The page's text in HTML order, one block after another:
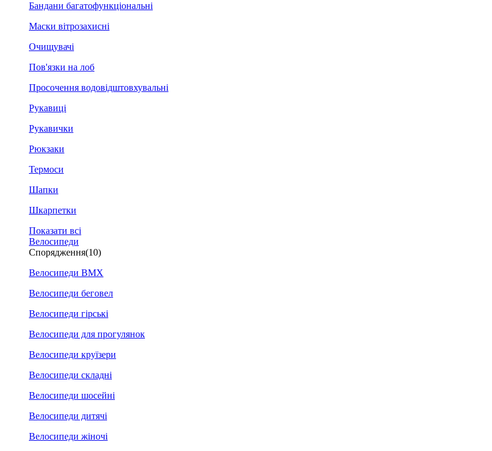
Бандани багатофункціональні
Маски вітрозахисні
Очищувачі
Пов'язки на лоб
Просочення водовідштовхувальні
Рукавиці
Рукавички
Рюкзаки
Термоси
Шапки
Шкарпетки
Показати всі
Велосипеди
Спорядження(10)
Велосипеди BMX
Велосипеди беговел
Велосипеди гірські
Велосипеди для прогулянок
Велосипеди круїзери
Велосипеди складні
Велосипеди шосейні
Велосипеди дитячі
Велосипеди жіночі